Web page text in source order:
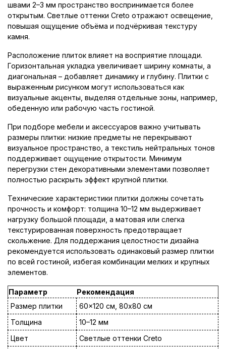
швами 2–3 мм пространство воспринимается более
открытым. Светлые оттенки Creto отражают освещение,
повышая ощущение объёма и подчёркивая текстуру
камня.
Расположение плиток влияет на восприятие площади.
Горизонтальная укладка увеличивает ширину комнаты, а
диагональная – добавляет динамику и глубину. Плитки с
выраженным рисунком могут использоваться как
визуальные акценты, выделяя отдельные зоны, например,
обеденную или рабочую часть гостиной.
При подборе мебели и аксессуаров важно учитывать
размеры плитки: низкие предметы не перекрывают
визуальное пространство, а текстиль нейтральных тонов
поддерживает ощущение открытости. Минимум
перегрузки стен декоративными элементами позволяет
полностью раскрыть эффект крупной плитки.
Технические характеристики плитки должны сочетать
прочность и комфорт: толщина 10–12 мм выдерживает
нагрузку большой площади, а матовая или слегка
текстурированная поверхность предотвращает
скольжение. Для поддержания целостности дизайна
рекомендуется использовать одинаковый размер плитки
по всей гостиной, избегая комбинации мелких и крупных
элементов.
Параметр
Рекомендация
Размер плитки
60x120 см, 80x80 см
Толщина
10–12 мм
Цвет
Светлые оттенки Creto